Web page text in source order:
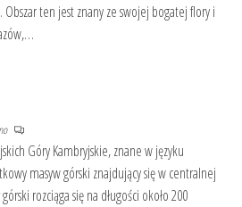
ten jest znany ze swojej bogatej flory i
Góry Kambryjskie, znane w języku
masyw górski znajdujący się w centralnej
rozciąga się na długości około 200